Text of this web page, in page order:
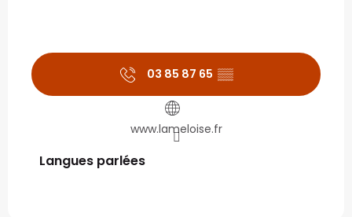
03 85 87 65 ▒▒
www.lameloise.fr
Langues parlées
Langues parlées